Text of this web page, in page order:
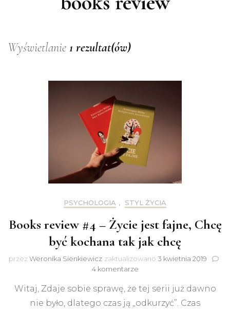
Wyświetlanie 1 rezultat(ów)
PSYCHOLOGIA , STYL ŻYCIA
Books review #4 – Życie jest fajne, Chcę
być kochana tak jak chcę
przezWeronika Sienkiewicz zaktualizowano 3 kwietnia 2019
4 komentarzedo
review
#4
Witaj, Zdaje sobie sprawę, że tej serii już dawno
nie było, dlatego czas ją „odkurzyć”. Czas